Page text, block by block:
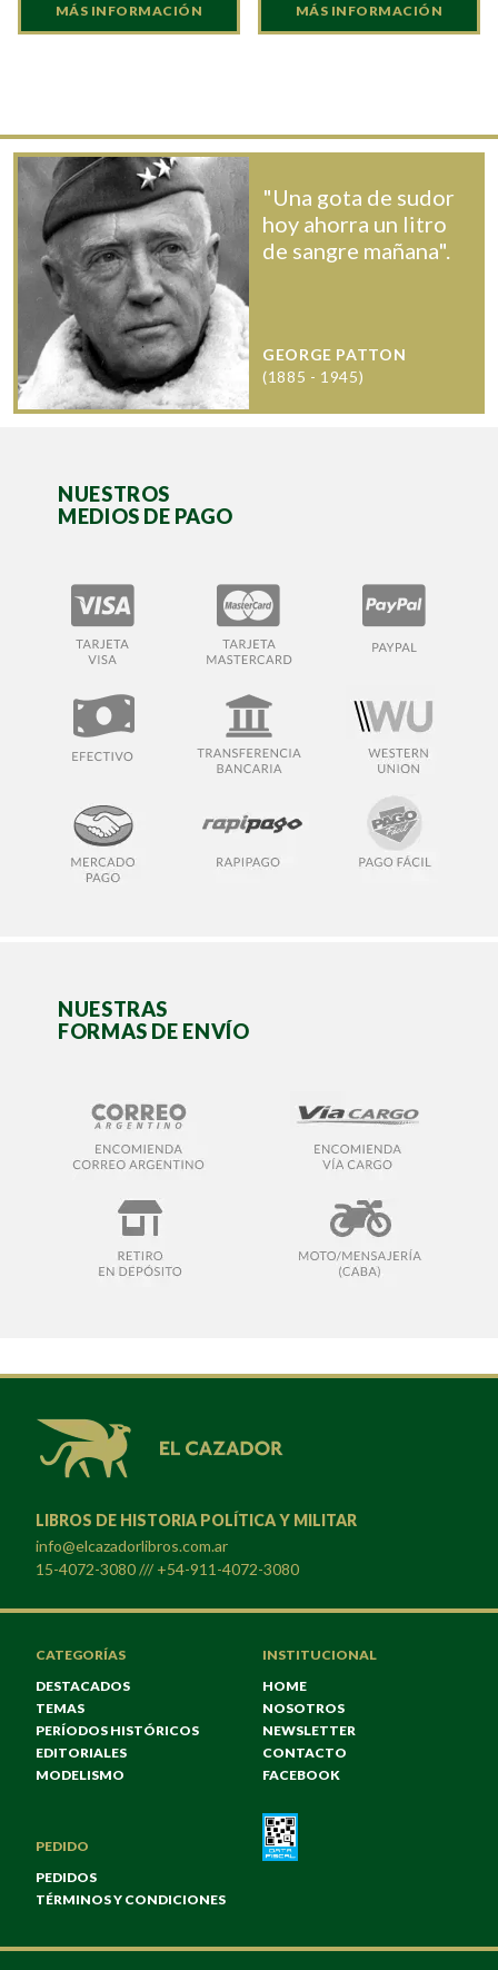
MÁS INFORMACIÓN MÁS INFORMACIÓN
"Una gota de sudor
hoy ahorra un litro
de sangre mañana".
GEORGE PATTON
(1885 - 1945)
NUESTROS
MEDIOS DE PAGO
NUESTRAS
FORMAS DE ENVÍO
LIBROS DE HISTORIA POLÍTICA Y MILITAR
info@elcazadorlibros.com.ar
15-4072-3080 /// +54-911-4072-3080
CATEGORÍAS
DESTACADOS
TEMAS
PERÍODOS HISTÓRICOS
EDITORIALES
MODELISMO
INSTITUCIONAL
HOME
NOSOTROS
NEWSLETTER
CONTACTO
FACEBOOK
PEDIDO
PEDIDOS
TÉRMINOS Y CONDICIONES